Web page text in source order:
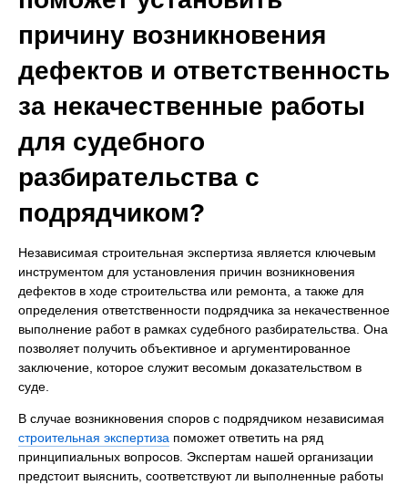
причину возникновения
дефектов и ответственность
за некачественные работы
для судебного
разбирательства с
подрядчиком?
Независимая строительная экспертиза является ключевым
инструментом для установления причин возникновения
дефектов в ходе строительства или ремонта, а также для
определения ответственности подрядчика за некачественное
выполнение работ в рамках судебного разбирательства. Она
позволяет получить объективное и аргументированное
заключение, которое служит весомым доказательством в
суде.
В случае возникновения споров с подрядчиком независимая
строительная экспертиза поможет ответить на ряд
принципиальных вопросов. Экспертам нашей организации
предстоит выяснить, соответствуют ли выполненные работы